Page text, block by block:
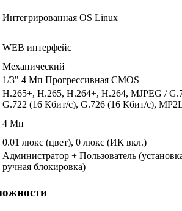
Интегрированная OS Linux
WEB интерфейс
Механический
1/3" 4 Мп Прогрессивная CMOS
H.265+, H.265, H.264+, H.264, MJPEG /
G.722 (16 Кбит/с), G.726 (16 Кбит/с),
4 Мп
0.01 люкс (цвет), 0 люкс (ИК вкл.)
Администратор + Пользователь
ручная блокировка)